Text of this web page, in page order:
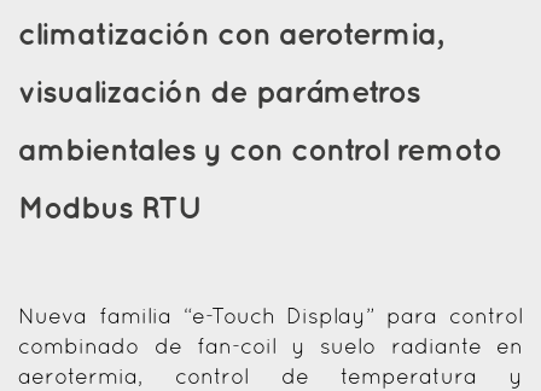
climatización con aerotermia,
visualización de parámetros
ambientales y con control remoto
Modbus RTU
Nueva familia “e-Touch Display” para control
combinado de fan-coil y suelo radiante en
aerotermia, control de temperatura y